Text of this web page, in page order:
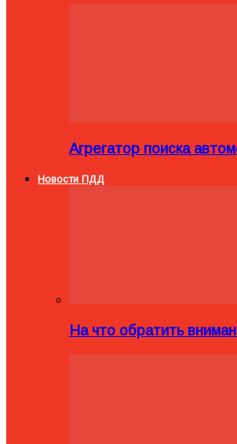
Агрегатор поиска
Новости ПДД
На что обратить